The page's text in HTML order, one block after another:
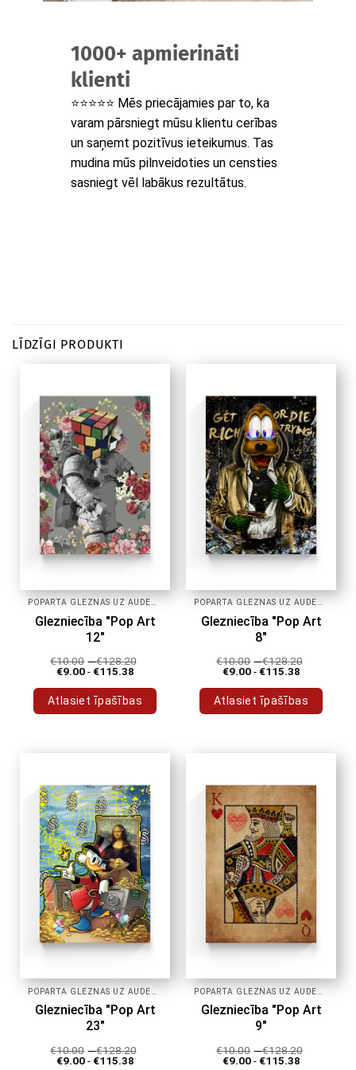
1000+ apmierināti
klienti
⭐⭐⭐⭐⭐ Mēs priecājamies par to, ka
varam pārsniegt mūsu klientu cerības
un saņemt pozitīvus ieteikumus. Tas
mudina mūs pilnveidoties un censties
sasniegt vēl labākus rezultātus.
LĪDZĪGI PRODUKTI
Glezniecība "Pop Art
12"
€10.00 -€128.20
€9.00-€115.38
Atlasiet īpašības
varianti.
Variantus
var
izvēlēties
produkta
lapā
Glezniecība "Pop Art
8"
€10.00 -€128.20
€9.00-€115.38
Atlasiet īpašības
varianti.
Variantus
var
izvēlēties
produkta
lapā
Glezniecība "Pop Art
23"
€10.00 -€128.20
€9.00-€115.38
Glezniecība "Pop Art
9"
€10.00 -€128.20
€9.00-€115.38